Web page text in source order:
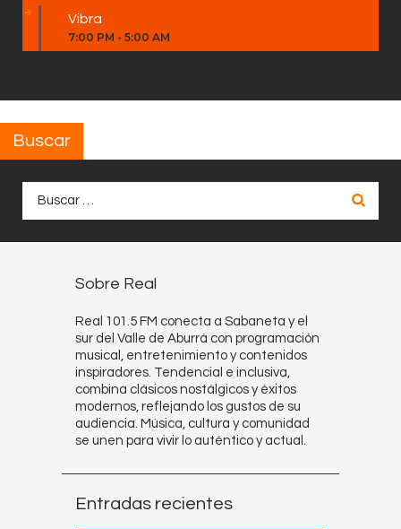
Vibra
7:00 PM - 5:00 AM
Buscar
Sobre Real
Real 101.5 FM conecta a Sabaneta y el
sur del Valle de Aburrá con programación
musical, entretenimiento y contenidos
inspiradores. Tendencial e inclusiva,
combina clásicos nostálgicos y éxitos
modernos, reflejando los gustos de su
audiencia. Música, cultura y comunidad
se unen para vivir lo auténtico y actual.
Entradas recientes